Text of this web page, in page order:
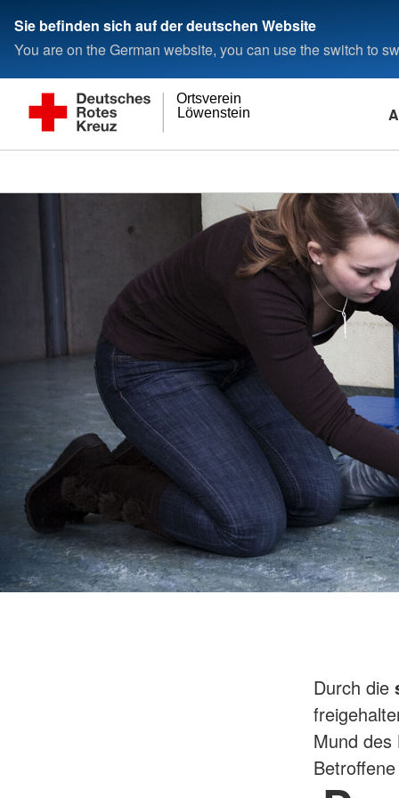
Sie befinden sich auf der deutschen Website
You are on the German website, you can use the switch to
Löwenstein
Ortsverein
Durch die
Mund